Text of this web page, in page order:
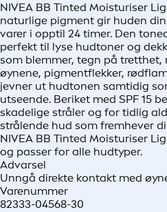
NIVEA BB Tinted Moisturiser
naturlige pigment gir huden
varer i opptil 24 timer. Den
perfekt til lyse hudtoner og
som blemmer, tegn på tretthet,
øynene, pigmentflekker,
jevner ut hudtonen samtidig
utseende. Beriket med SPF 15
skadelige stråler og for tidlig
strålende hud som fremhever
NIVEA BB Tinted Moisturiser
og passer for alle hudtyper.
Advarsel
Unngå direkte kontakt med
Varenummer
82333-04568-30